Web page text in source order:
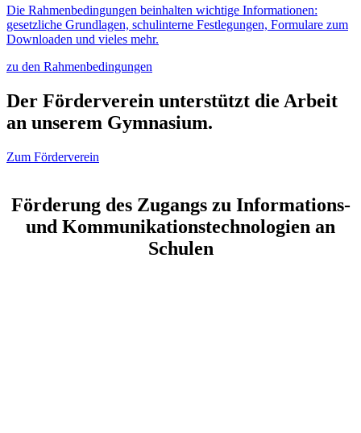
Die Rahmenbedingungen beinhalten wichtige Informationen:
gesetzliche Grundlagen, schulinterne Festlegungen, Formulare zum
Downloaden und vieles mehr.
zu den Rahmenbedingungen
Der Förderverein unterstützt die Arbeit
an unserem Gymnasium.
Zum Förderverein
Förderung des Zugangs zu Informations-
und Kommunikationstechnologien an
Schulen